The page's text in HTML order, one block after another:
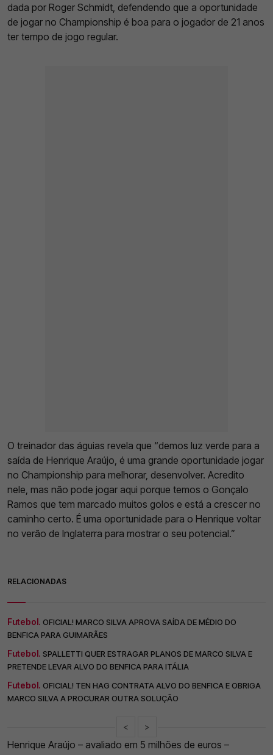
dada por Roger Schmidt, defendendo que a oportunidade
de jogar no Championship é boa para o jogador de 21 anos
ter tempo de jogo regular.
O treinador das águias revela que “demos luz verde para a
saída de Henrique Araújo, é uma grande oportunidade jogar
no Championship para melhorar, desenvolver. Acredito
nele, mas não pode jogar aqui porque temos o Gonçalo
Ramos que tem marcado muitos golos e está a crescer no
caminho certo. É uma oportunidade para o Henrique voltar
no verão de Inglaterra para mostrar o seu potencial.”
RELACIONADAS
Futebol. OFICIAL! MARCO SILVA APROVA SAÍDA DE MÉDIO DO
BENFICA PARA GUIMARÃES
Futebol. SPALLETTI QUER ESTRAGAR PLANOS DE MARCO SILVA E
PRETENDE LEVAR ALVO DO BENFICA PARA ITÁLIA
Futebol. OFICIAL! TEN HAG CONTRATA ALVO DO BENFICA E OBRIGA
MARCO SILVA A PROCURAR OUTRA SOLUÇÃO
< >
Henrique Araújo – avaliado em 5 milhões de euros –